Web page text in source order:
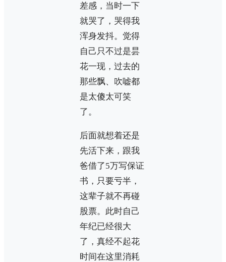
差感，当时一下
就哭了，哭得我
浑身发抖。觉得
自己只不过是昙
花一现，过去的
那些飘、吹嘘都
是太傻太可笑
了。
后面就想着还是
先活下来，跟我
爸借了5万写保证
书，只要亏半，
这辈子就不再碰
股票。此时自己
年纪已经很大
了，真经不起花
时间在这里消耗